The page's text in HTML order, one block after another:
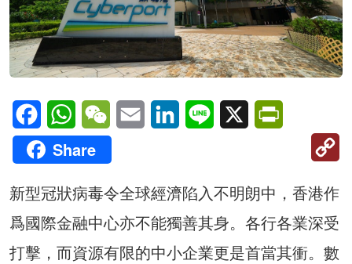
FacebookWhatsAppWeChatEmail LinkedInLine X
Share
新型冠狀病毒令全球經濟陷入不明朗中，香港作
爲國際金融中心亦不能獨善其身。各行各業深受
打擊，而資源有限的中小企業更是首當其衝。數